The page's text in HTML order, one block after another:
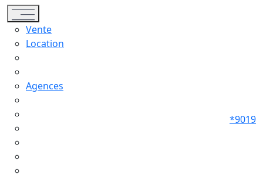
Toggle navigation
Vente
Location
Agences
*9019